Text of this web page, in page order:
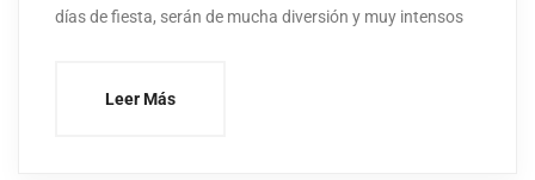
días de fiesta, serán de mucha diversión y muy intensos
Leer Más